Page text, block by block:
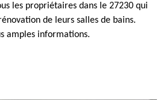
les propriétaires dans le 27230 qui
de leurs salles de bains.
amples informations.